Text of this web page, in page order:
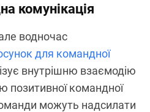
комунікація
водночас
для командної
внутрішню взаємодію
позитивної командної
можуть надсилати